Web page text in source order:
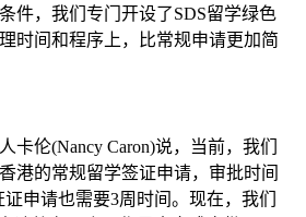
件，我们专门开设了SDS留学绿色
时间和程序上，比常规申请更加简
伦(Nancy Caron)说，当前，我们
港的常规留学签证申请，审批时间
申请也需要3周时间。现在，我们